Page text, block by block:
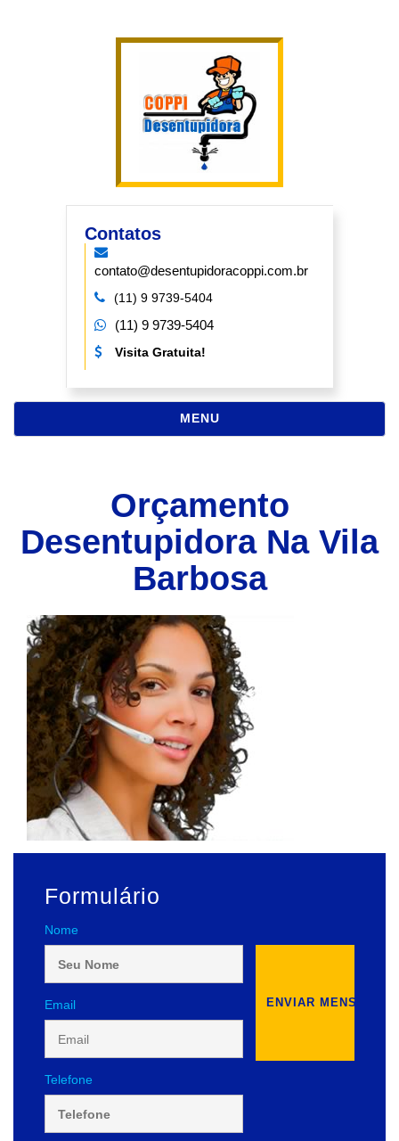
Contatos
contato@desentupidoracoppi.com.br
(11) 9 9739-5404
(11) 9 9739-5404
Visita Gratuita!
MENUNAVEGAÇÃO
Orçamento
Desentupidora Na Vila
Barbosa
Formulário
Nome
Email
Telefone